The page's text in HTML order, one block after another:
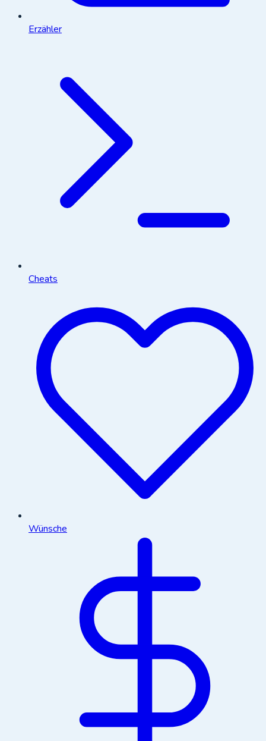
Erzähler
Cheats
Wünsche